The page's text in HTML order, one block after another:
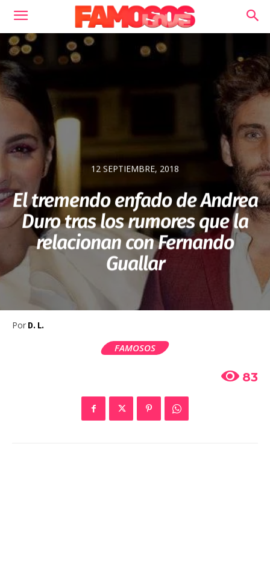
12 SEPTIEMBRE, 2018
El tremendo enfado de Andrea
Duro tras los rumores que la
relacionan con Fernando
Guallar
Por D. L.
FAMOSOS
83